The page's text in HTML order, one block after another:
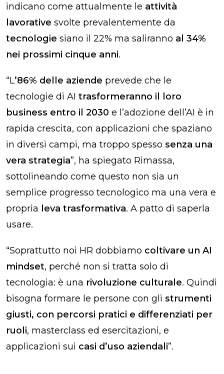
indicano come attualmente le attività
lavorative svolte prevalentemente da
tecnologie siano il 22% ma saliranno al 34%
nei prossimi cinque anni.
“L’86% delle aziende prevede che le
tecnologie di AI trasformeranno il loro
business entro il 2030 e l’adozione dell’AI è in
rapida crescita, con applicazioni che spaziano
in diversi campi, ma troppo spesso senza una
vera strategia”, ha spiegato Rimassa,
sottolineando come questo non sia un
semplice progresso tecnologico ma una vera e
propria leva trasformativa. A patto di saperla
usare.
“Soprattutto noi HR dobbiamo coltivare un AI
mindset, perché non si tratta solo di
tecnologia: è una rivoluzione culturale. Quindi
bisogna formare le persone con gli strumenti
giusti, con percorsi pratici e differenziati per
ruoli, masterclass ed esercitazioni, e
applicazioni sui casi d’uso aziendali”.